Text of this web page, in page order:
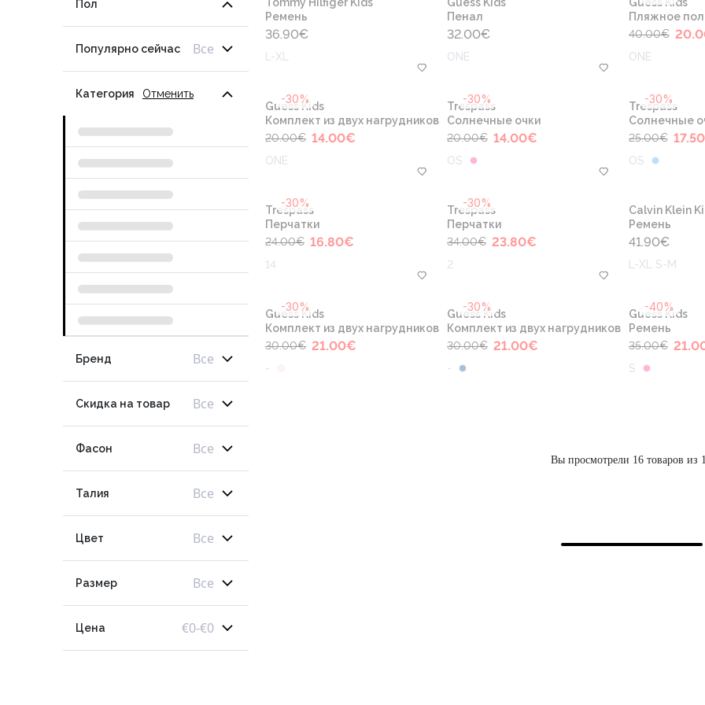
Пол
Популярно сейчас Все
Категория Отменить
Бренд Все
Скидка на товар Все
Фасон Все
Талия Все
Цвет Все
Размер Все
Цена €0-€0
Ремень
36.90€
L-XL
Пенал
32.00€
ONE
Пляжное
40.00€
ONE
-30%
Guess Kids
Комплект из двух нагрудников
20.00€ 14.00€
ONE
-30%
Trespass
Cолнечные очки
20.00€ 14.00€
OS
-30%
Trespass
Cолнечные
25.00€ 17.50
OS
-30%
Trespass
Перчатки
24.00€ 16.80€
14
-30%
Trespass
Перчатки
34.00€ 23.80€
2
Calvin Klein
Ремень
41.90€
L-XL S-M
-30%
Guess Kids
Комплект из двух нагрудников
30.00€ 21.00€
-
-30%
Guess Kids
Комплект из двух нагрудников
30.00€ 21.00€
-
-40%
Guess Kids
Ремень
35.00€
S
Вы просмотрели 16 товаров из